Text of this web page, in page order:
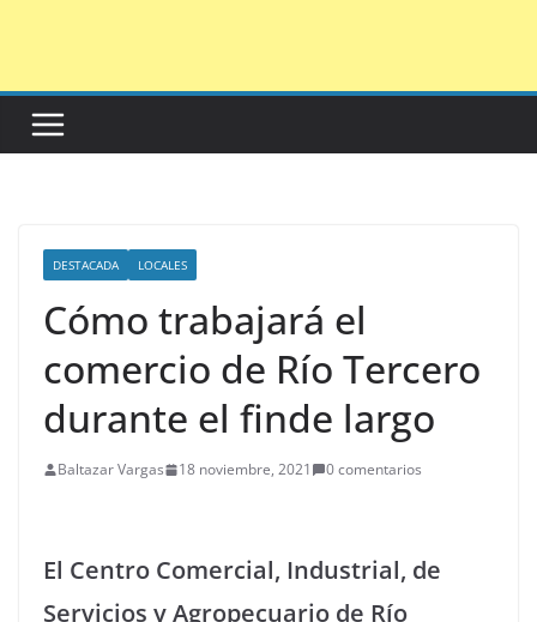
DESTACADA LOCALES
Cómo trabajará el
comercio de Río Tercero
durante el finde largo
Baltazar Vargas 18 noviembre, 2021 0 comentarios
El Centro Comercial, Industrial, de
Servicios y Agropecuario de Río